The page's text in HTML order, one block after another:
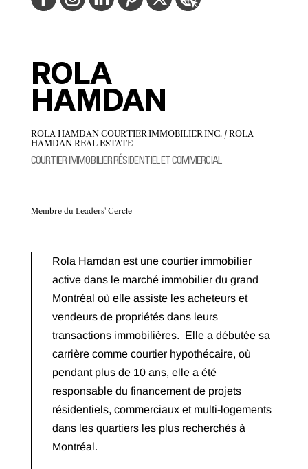
ROLA
HAMDAN
ROLA HAMDAN COURTIER IMMOBILIER INC. / ROLA
HAMDAN REAL ESTATE
COURTIER IMMOBILIER RÉSIDENTIEL ET COMMERCIAL
Membre du Leaders' Cercle
Rola Hamdan est une courtier immobilier
active dans le marché immobilier du grand
Montréal où elle assiste les acheteurs et
vendeurs de propriétés dans leurs
transactions immobilières. Elle a débutée sa
carrière comme courtier hypothécaire, où
pendant plus de 10 ans, elle a été
responsable du financement de projets
résidentiels, commerciaux et multi-logements
dans les quartiers les plus recherchés à
Montréal.